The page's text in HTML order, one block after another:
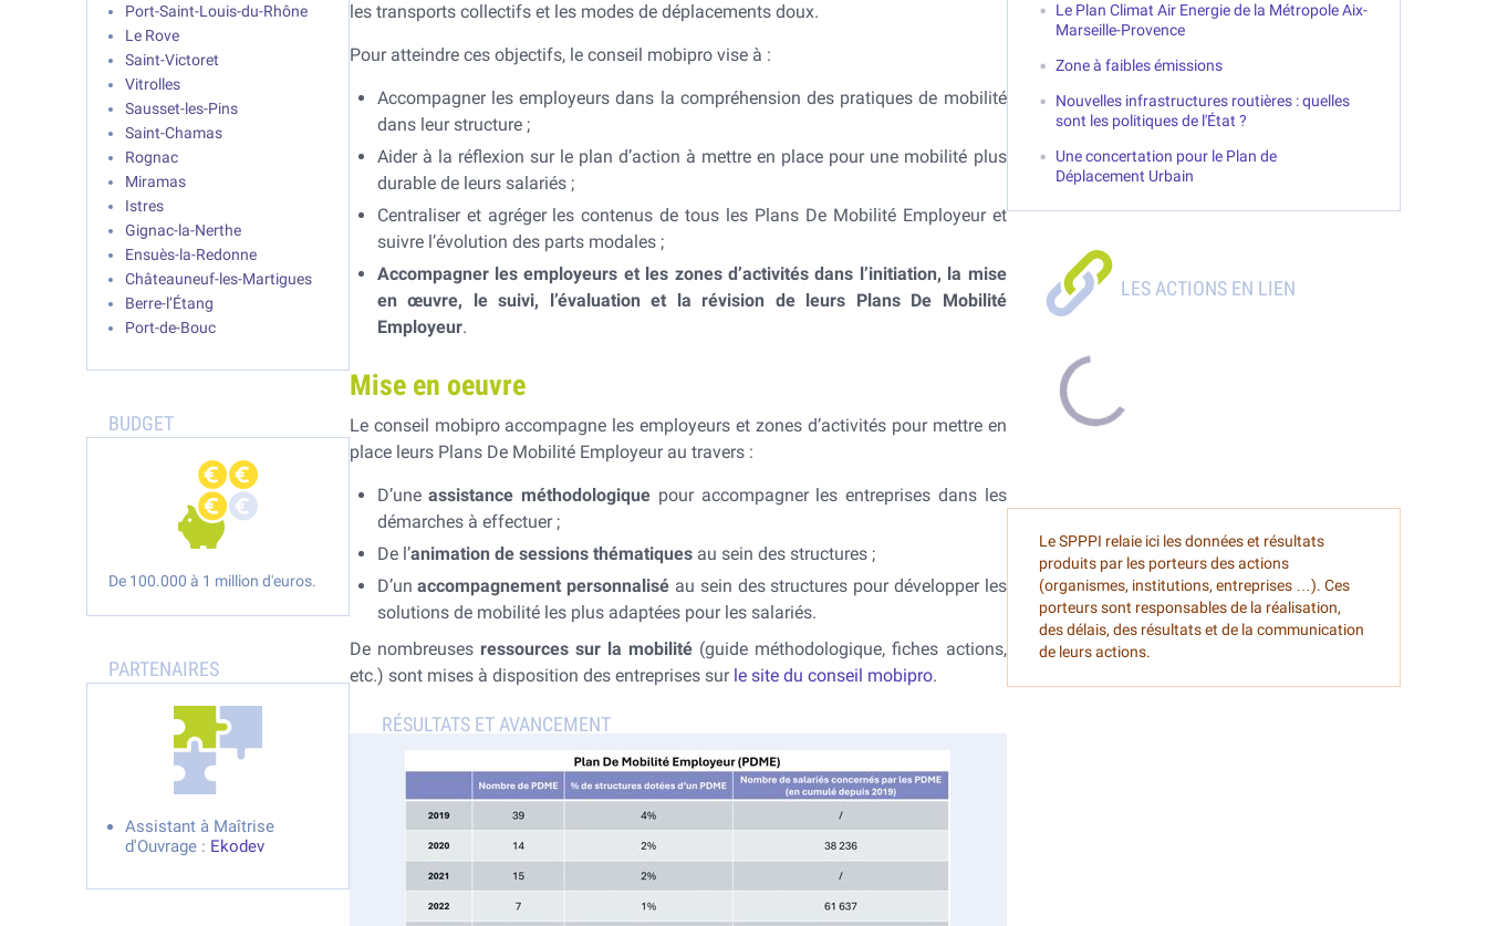
Port-Saint-Louis-du-Rhône
Le Rove
Saint-Victoret
Vitrolles
Sausset-les-Pins
Saint-Chamas
Rognac
Miramas
Istres
Gignac-la-Nerthe
Ensuès-la-Redonne
Châteauneuf-les-Martigues
Berre-l’Étang
Port-de-Bouc
De 100.000 à 1 million d'euros.
Assistant à Maîtrise
d'Ouvrage : Ekodev
les transports collectifs et les modes de déplacements doux.
Pour atteindre ces objectifs, le conseil mobipro vise à :
Accompagner les employeurs dans la compréhension des pratiques de mobilité
dans leur structure ;
Aider à la réflexion sur le plan d’action à mettre en place pour une mobilité plus
durable de leurs salariés ;
Centraliser et agréger les contenus de tous les Plans De Mobilité Employeur et
suivre l’évolution des parts modales ;
Accompagner les employeurs et les zones d’activités dans l’initiation, la mise
en œuvre, le suivi, l’évaluation et la révision de leurs Plans De Mobilité
Employeur.
Mise en oeuvre
Le conseil mobipro accompagne les employeurs et zones d’activités pour mettre en
place leurs Plans De Mobilité Employeur au travers :
D’uneassistance méthodologique pour accompagner les entreprises dans les
démarches à effectuer ;
De l’animation de sessions thématiquesau sein des structures ;
D’unaccompagnement personnalisé au sein des structures pour développer les
solutions de mobilité les plus adaptées pour les salariés.
De nombreuses ressources sur la mobilité (guide méthodologique, fiches actions,
etc.) sont mises à disposition des entreprises sur le site du conseil mobipro.
Le Plan Climat Air Energie de la Métropole Aix-
Marseille-Provence
Zone à faibles émissions
Nouvelles infrastructures routières : quelles
sont les politiques de l'État ?
Une concertation pour le Plan de
Déplacement Urbain
Le SPPPI relaie ici les données et résultats
produits par les porteurs des actions
(organismes, institutions, entreprises …). Ces
porteurs sont responsables de la réalisation,
des délais, des résultats et de la communication
de leurs actions.